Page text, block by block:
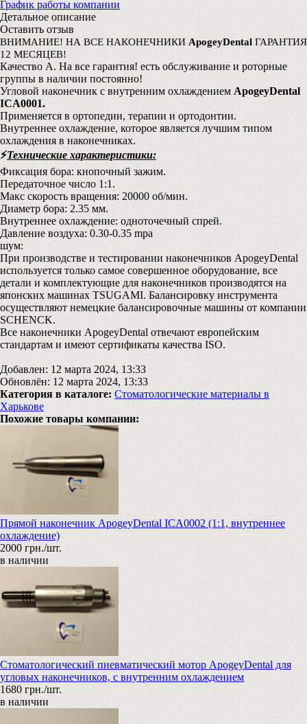
График работы компании
Детальное описание
Оставить отзыв
ВНИМАНИЕ! НА ВСЕ НАКОНЕЧНИКИ ApogeyDental ГАРАНТИЯ
12 МЕСЯЦЕВ!
Качество А. На все гарантия! есть обслуживание и роторные
группы в наличии постоянно!
Угловой наконечник с внутренним охлаждением ApogeyDental
ICA0001.
Применяется в ортопедии, терапии и ортодонтии.
Внутреннее охлаждение, которое является лучшим типом
охлаждения в наконечниках.
⚡️Технические характеристики:
Фиксация бора: кнопочный зажим.
Передаточное число 1:1.
Макс скорость вращения: 20000 об/мин.
Диаметр бора: 2.35 мм.
Внутреннее охлаждение: одноточечный спрей.
Давление воздуха: 0.30-0.35 mpa
шум:
При производстве и тестировании наконечников ApogeyDental
используется только самое совершенное оборудование, все
детали и комплектующие для наконечников производятся на
японских машинах TSUGAMI. Балансировку инструмента
осуществляют немецкие балансировочные машины от компании
SCHENCK.
Все наконечники ApogeyDental отвечают европейским
стандартам и имеют сертификаты качества ISO.
Добавлен: 12 марта 2024, 13:33
Обновлён: 12 марта 2024, 13:33
Категория в каталоге: Стоматологические материалы в
Харькове
Похожие товары компании:
Прямой наконечник ApogeyDental ICA0002 (1:1, внутреннее
охлаждение)
2000 грн./шт.
в наличии
Стоматологический пневматический мотор ApogeyDental для
угловых наконечников, с внутренним охлаждением
1680 грн./шт.
в наличии